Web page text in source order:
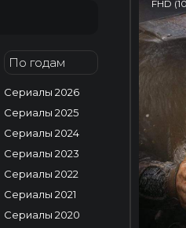
По годам
Сериалы 2026
Сериалы 2025
Сериалы 2024
Сериалы 2023
Сериалы 2022
Сериалы 2021
Сериалы 2020
FHD